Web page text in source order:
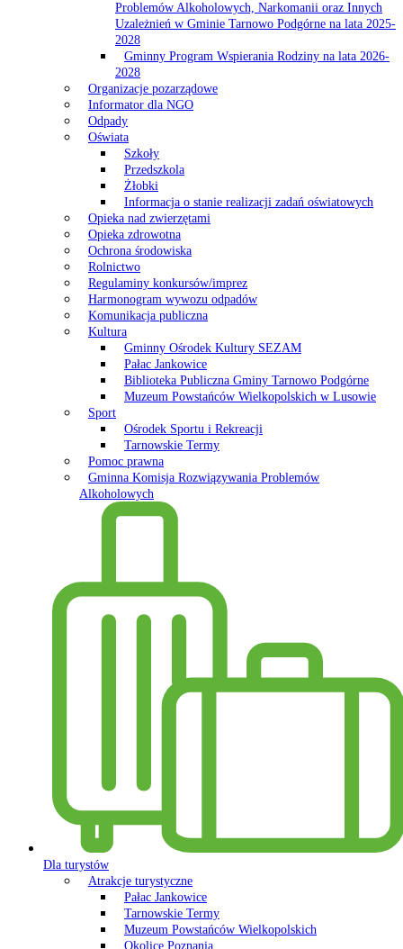
Problemów Alkoholowych, Narkomanii oraz Innych
Uzależnień w Gminie Tarnowo Podgórne na lata 2025-
2028
Gminny Program Wspierania Rodziny na lata 2026-
2028
Organizacje pozarządowe
Informator dla NGO
Odpady
Oświata
Szkoły
Przedszkola
Żłobki
Informacja o stanie realizacji zadań oświatowych
Opieka nad zwierzętami
Opieka zdrowotna
Ochrona środowiska
Rolnictwo
Regulaminy konkursów/imprez
Harmonogram wywozu odpadów
Komunikacja publiczna
Kultura
Gminny Ośrodek Kultury SEZAM
Pałac Jankowice
Biblioteka Publiczna Gminy Tarnowo Podgórne
Muzeum Powstańców Wielkopolskich w Lusowie
Sport
Ośrodek Sportu i Rekreacji
Tarnowskie Termy
Pomoc prawna
Gminna Komisja Rozwiązywania Problemów
Alkoholowych
Dla turystów
Atrakcje turystyczne
Pałac Jankowice
Tarnowskie Termy
Muzeum Powstańców Wielkopolskich
Okolice Poznania